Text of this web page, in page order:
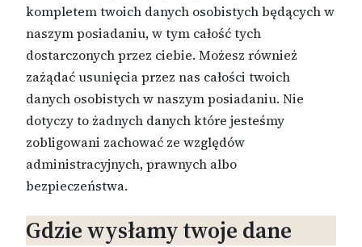
kompletem twoich danych osobistych będących w
naszym posiadaniu, w tym całość tych
dostarczonych przez ciebie. Możesz również
zażądać usunięcia przez nas całości twoich
danych osobistych w naszym posiadaniu. Nie
dotyczy to żadnych danych które jesteśmy
zobligowani zachować ze względów
administracyjnych, prawnych albo
bezpieczeństwa.
Gdzie wysłamy twoje dane